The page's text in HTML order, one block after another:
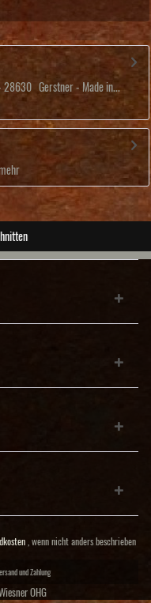
28630 Gerstner - Made in...
, wenn nicht anders beschrieben
und Zahlung
OHG